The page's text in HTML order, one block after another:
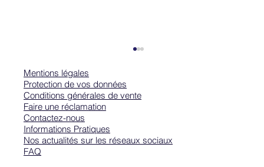
Mentions légales
Protection de vos données
Conditions générales de vente
Faire une réclamation
Contactez-nous
Informations Pratiques
Nos actualités sur les réseaux sociaux
FAQ